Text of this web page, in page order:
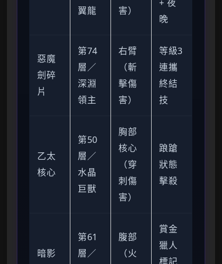
翼龍
害）
+ 夜
晚
惡魔
劍碎
片
第74
層／
深淵
領主
右臂
（斬
擊傷
害）
等級3
連攜
終結
技
乙太
核心
第50
層／
水晶
巨獸
胸部
核心
（穿
刺傷
害）
踉蹌
狀態
擊殺
暗影
第61
層／
腹部
（火
賞金
獵人